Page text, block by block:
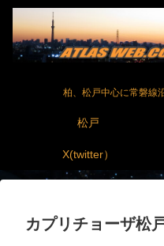
柏、松戸中心に常磐線
松戸
X(twitter）
カプリチョーザ松